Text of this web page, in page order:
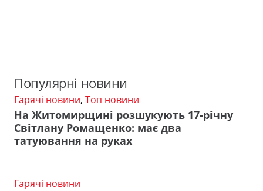
Популярні новини
Гарячі новини, Топ новини
На Житомирщині розшукують 17-річну
Світлану Ромащенко: має два
татуювання на руках
Гарячі новини